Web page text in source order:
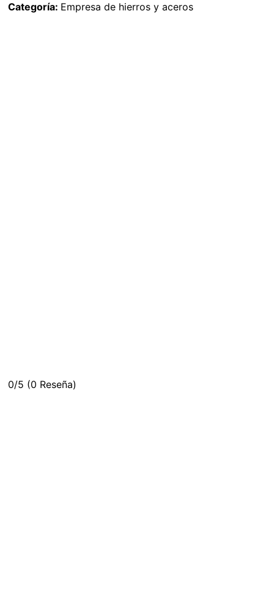
Categoría: Empresa de hierros y aceros
0/5 (0 Reseña)